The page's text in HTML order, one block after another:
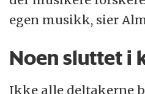
egen musikk, sier
Noen sluttet i
Ikke alle deltakerne